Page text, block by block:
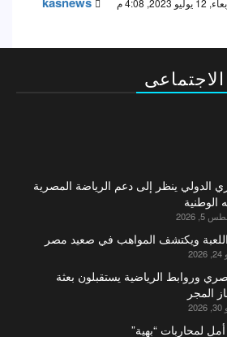
2023, 4:08 م
الدولي ينظر إلى دعم الرياضة المصرية
الوطنية
اللعبة ويكتشف المواهب في صعيد مصر
وروابط الرياضية يستقبلون بعثة
المجر
لمحاربات “بهية”